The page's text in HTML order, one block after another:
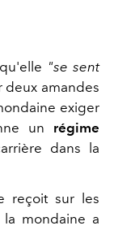
"se sent
deux amandes
exiger
un régime
dans la
reçoit sur les
la mondaine a